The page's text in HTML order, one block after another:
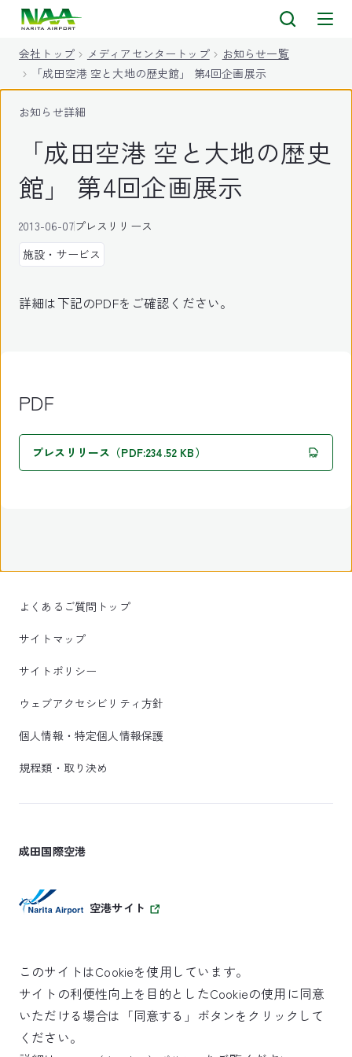
会社トップ メディアセンタートップ
お知らせ一覧
「成田空港 空と大地の歴史館」 第4回企画展示
お知らせ詳細
「成田空港 空と大地の歴史
館」 第4回企画展示
2013-06-07プレスリリース
施設・サービス
詳細は下記のPDFをご確認ください。
PDF
プレスリリース（PDF:234.52 KB）
よくあるご質問トップ
サイトマップ
サイトポリシー
ウェブアクセシビリティ方針
個人情報・特定個人情報保護
規程類・取り決め
成田国際空港
空港サイト
SKYTRAX
5スターエアポート
このサイトはCookieを使用しています。
サイトの利便性向上を目的としたCookieの使用に同意
いただける場合は「同意する」ボタンをクリックして
ください。